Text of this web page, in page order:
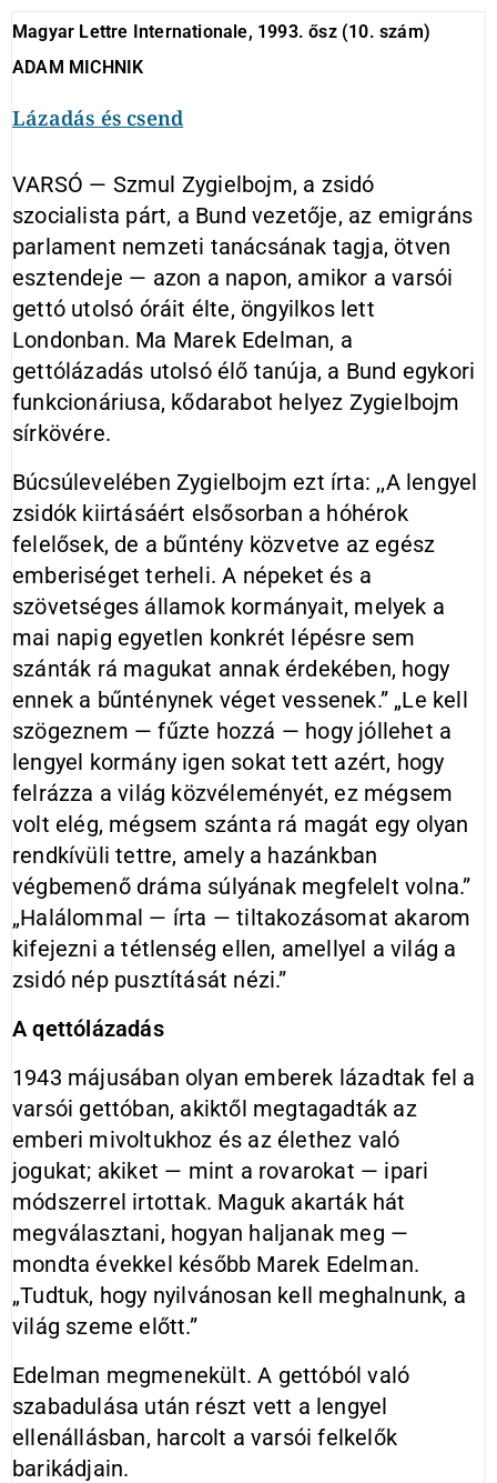
Magyar Lettre Internationale, 1993. ősz (10. szám)
ADAM MICHNIK
Lázadás és csend
VARSÓ — Szmul Zygielbojm, a zsidó
szocialista párt, a Bund vezetője, az emigráns
parlament nemzeti tanácsának tagja, ötven
esztendeje — azon a napon, amikor a varsói
gettó utolsó óráit élte, öngyilkos lett
Londonban. Ma Marek Edelman, a
gettólázadás utolsó élő tanúja, a Bund egykori
funkcionáriusa, kődarabot helyez Zygielbojm
sírkövére.
Búcsúlevelében Zygielbojm ezt írta: ,,A lengyel
zsidók kiirtásáért elsősorban a hóhérok
felelősek, de a bűntény közvetve az egész
emberiséget terheli. A népeket és a
szövetséges államok kormányait, melyek a
mai napig egyetlen konkrét lépésre sem
szánták rá magukat annak érdekében, hogy
ennek a bűnténynek véget vessenek.” „Le kell
szögeznem — fűzte hozzá — hogy jóllehet a
lengyel kormány igen sokat tett azért, hogy
felrázza a világ közvéleményét, ez mégsem
volt elég, mégsem szánta rá magát egy olyan
rendkívüli tettre, amely a hazánkban
végbemenő dráma súlyának megfelelt volna.”
„Halálommal — írta — tiltakozásomat akarom
kifejezni a tétlenség ellen, amellyel a világ a
zsidó nép pusztítását nézi.”
A qettólázadás
1943 májusában olyan emberek lázadtak fel a
varsói gettóban, akiktől megtagadták az
emberi mivoltukhoz és az élethez való
jogukat; akiket — mint a rovarokat — ipari
módszerrel irtottak. Maguk akarták hát
megválasztani, hogyan haljanak meg —
mondta évekkel később Marek Edelman.
„Tudtuk, hogy nyilvánosan kell meghalnunk, a
világ szeme előtt.”
Edelman megmenekült. A gettóból való
szabadulása után részt vett a lengyel
ellenállásban, harcolt a varsói felkelők
barikádjain.